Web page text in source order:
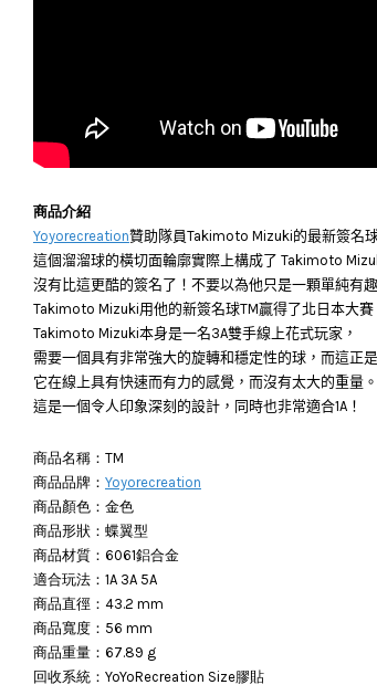
商品介紹
Yoyorecreation贊助隊員Takimoto Mizuki的最新簽名球
這個溜溜球的橫切面輪廓實際上構成了 Takimoto
沒有比這更酷的簽名了！不要以為他只是一顆單純有
Takimoto Mizuki用他的新簽名球TM贏得了北日本大賽
Takimoto Mizuki本身是一名3A雙手線上花式玩家，
需要一個具有非常強大的旋轉和穩定性的球，而這正
它在線上具有快速而有力的感覺，而沒有太大的重量。
這是一個令人印象深刻的設計，同時也非常適合1A！
商品名稱：TM
商品品牌： Yoyorecreation
商品顏色：金色
商品形狀：蝶翼型
商品材質：6061鋁合金
適合玩法：1A 3A 5A
商品直徑： 43.2 mm
商品寬度：56 mm
商品重量：67.89 g
回收系統： YoYoRecreation Size膠貼